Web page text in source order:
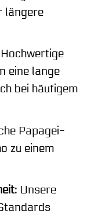
längere
eine lange
bei häufigem
Papagei-
zu einem
Unsere